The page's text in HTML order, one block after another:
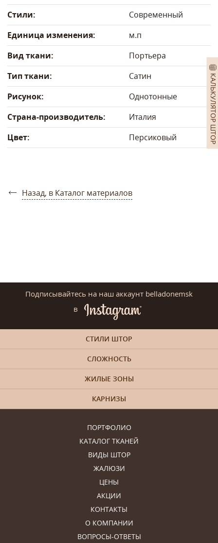
КАЛЬКУЛЯТОР ШТОР
Стили:
Современный
Единица изменения:
м.п
Вид ткани:
Портьера
Тип ткани:
Сатин
Рисунок:
Однотонные
Страна-производитель:
Италия
Цвет:
Персиковый
Назад, в Каталог материалов
Подписывайтесь на наш аккаунт belladonemsk
в
ПОРТФОЛИО
КАТАЛОГ ТКАНЕЙ
ВИДЫ ШТОР
ЖАЛЮЗИ
ЦЕНЫ
АКЦИИ
КОНТАКТЫ
О КОМПАНИИ
ВОПРОСЫ-ОТВЕТЫ
СТИЛИ ШТОР
СЛОЖНОСТЬ
ЖИЛЫЕ ЗОНЫ
КАРНИЗЫ